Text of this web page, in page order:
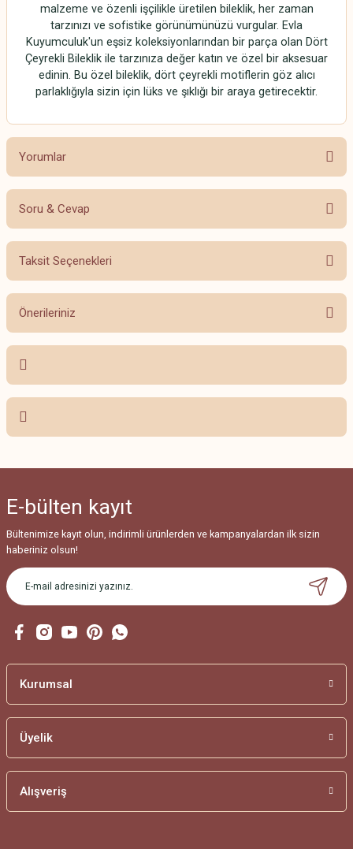
malzeme ve özenli işçilikle üretilen bileklik, her zaman
tarzınızı ve sofistike görünümünüzü vurgular. Evla
Kuyumculuk'un eşsiz koleksiyonlarından bir parça olan Dört
Çeyrekli Bileklik ile tarzınıza değer katın ve özel bir aksesuar
edinin. Bu özel bileklik, dört çeyrekli motiflerin göz alıcı
parlaklığıyla sizin için lüks ve şıklığı bir araya getirecektir.
Yorumlar
Bu ürüne ilk yorumu siz yapın!
Soru & Cevap
Ürün hakkında henüz soru sorulmamış.
Taksit Seçenekleri
Önerileriniz
Bu ürünün fiyat bilgisi, resim, ürün açıklamalarında ve diğer konularda
yetersiz gördüğünüz noktaları öneri formunu kullanarak tarafımıza
iletebilirsiniz.
Ürün fiyatı diğer sitelerden daha pahalı.
Bu ürüne benzer farklı alternatifler olmalı.
E-bülten kayıt
Bültenimize kayıt olun, indirimli ürünlerden ve kampanyalardan ilk sizin
haberiniz olsun!
Kurumsal
Üyelik
Alışveriş